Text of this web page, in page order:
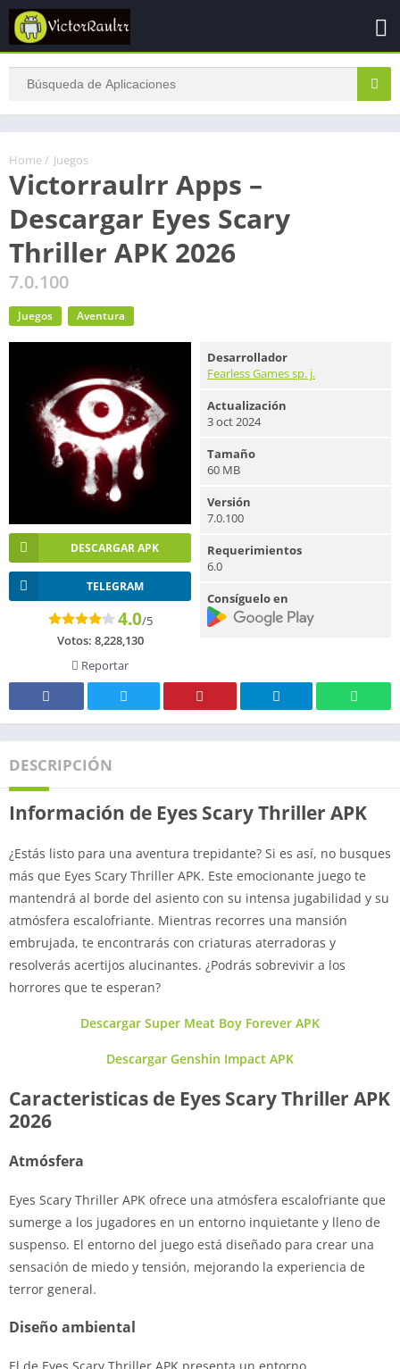
Home / Juegos
Victorraulrr Apps –
Descargar Eyes Scary
Thriller APK 2026
7.0.100
Juegos Aventura
DESCARGAR APK
TELEGRAM
4.0/5
Votos: 8,228,130
Reportar
Desarrollador
Fearless Games sp. j.
Actualización
3 oct 2024
Tamaño
60 MB
Versión
7.0.100
Requerimientos
6.0
Consíguelo en
DESCRIPCIÓN
Información de Eyes Scary Thriller APK
¿Estás listo para una aventura trepidante? Si es así, no busques
más que Eyes Scary Thriller APK. Este emocionante juego te
mantendrá al borde del asiento con su intensa jugabilidad y su
atmósfera escalofriante. Mientras recorres una mansión
embrujada, te encontrarás con criaturas aterradoras y
resolverás acertijos alucinantes. ¿Podrás sobrevivir a los
horrores que te esperan?
Descargar Super Meat Boy Forever APK
Descargar Genshin Impact APK
Caracteristicas de Eyes Scary Thriller APK
2026
Atmósfera
Eyes Scary Thriller APK ofrece una atmósfera escalofriante que
sumerge a los jugadores en un entorno inquietante y lleno de
suspenso. El entorno del juego está diseñado para crear una
sensación de miedo y tensión, mejorando la experiencia de
terror general.
Diseño ambiental
El de Eyes Scary Thriller APK presenta un entorno